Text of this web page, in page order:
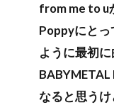
from me to u
Poppyにとっ
ように最初に
BABYMETAL
なると思うけ